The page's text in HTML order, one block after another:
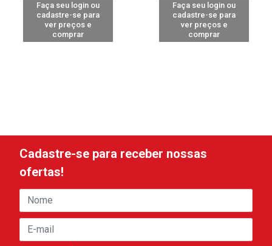
Faça seu login ou
cadastre-se para
ver preços e
comprar
Faça seu login ou
cadastre-se para
ver preços e
comprar
Cadastre-se para receber nossas
ofertas!